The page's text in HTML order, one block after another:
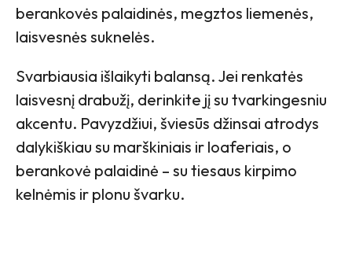
berankovės palaidinės, megztos liemenės,
laisvesnės suknelės.
Svarbiausia išlaikyti balansą. Jei renkatės
laisvesnį drabužį, derinkite jį su tvarkingesniu
akcentu. Pavyzdžiui, šviesūs džinsai atrodys
dalykiškiau su marškiniais ir loaferiais, o
berankovė palaidinė – su tiesaus kirpimo
kelnėmis ir plonu švarku.